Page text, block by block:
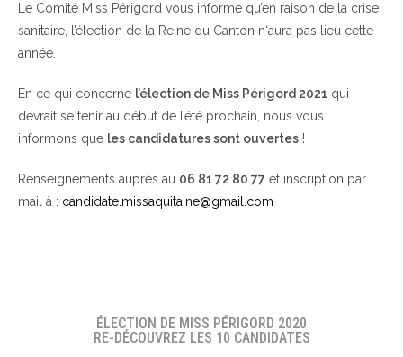
Le Comité Miss Périgord vous informe qu’en raison de la crise
sanitaire, l’élection de la Reine du Canton n‘aura pas lieu cette
année.
En ce qui concerne l’élection de Miss Périgord 2021 qui
devrait se tenir au début de l’été prochain, nous vous
informons que les candidatures sont ouvertes !
Renseignements auprès au 06 81 72 80 77 et inscription par
mail à : candidate.missaquitaine@gmail.com
ÉLECTION DE MISS PÉRIGORD 2020
RE-DÉCOUVREZ LES 10 CANDIDATES